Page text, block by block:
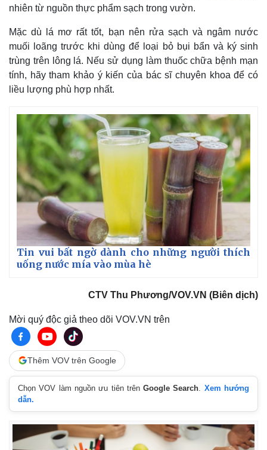
Pháp luật
Vụ án
Tin nóng
Tư vấn luật
Vũ khí
Phân tích
nhiên từ nguồn thực phẩm sạch trong vườn.
Mặc dù lá mơ rất tốt, bạn nên rửa sạch và ngâm nước
muối loãng trước khi dùng để loại bỏ bụi bẩn và ký sinh
trùng trên lông lá. Nếu sử dụng làm thuốc chữa bệnh mạn
tính, hãy tham khảo ý kiến của bác sĩ chuyên khoa để có
liều lượng phù hợp nhất.
Tin vui bất ngờ dành cho những người thích
uống nước mía vào mùa hè
CTV Thu Phương/VOV.VN (Biên dịch)
Mời quý độc giả theo dõi VOV.VN trên
Thêm VOV trên Google
Chọn VOV làm nguồn ưu tiên trênGoogle Search
Xem hướng
dẫn.